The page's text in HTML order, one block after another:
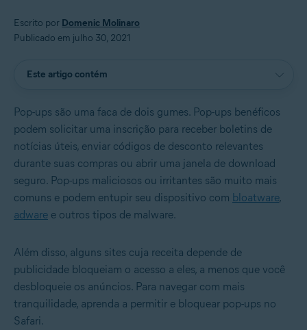
Escrito por Domenic Molinaro
Publicado em julho 30, 2021
Este artigo contém
Pop-ups são uma faca de dois gumes. Pop-ups benéficos
podem solicitar uma inscrição para receber boletins de
notícias úteis, enviar códigos de desconto relevantes
durante suas compras ou abrir uma janela de download
seguro. Pop-ups maliciosos ou irritantes são muito mais
comuns e podem entupir seu dispositivo com bloatware,
adware e outros tipos de malware.
Além disso, alguns sites cuja receita depende de
publicidade bloqueiam o acesso a eles, a menos que você
desbloqueie os anúncios. Para navegar com mais
tranquilidade, aprenda a permitir e bloquear pop-ups no
Safari.